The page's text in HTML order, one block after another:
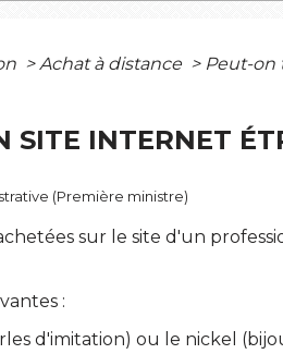
> Achat à distance > Peut-on
SITE INTERNET
(Première ministre)
sur le site d'un
:
d'imitation) ou le nickel